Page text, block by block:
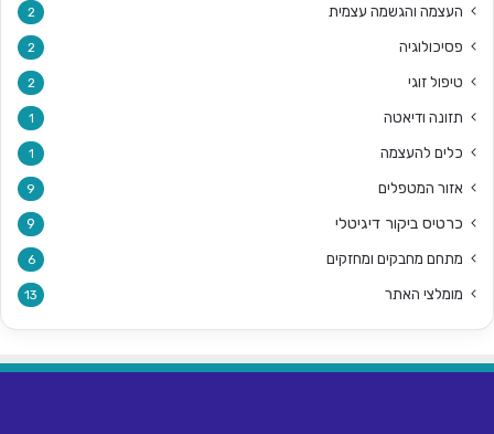
העצמה והגשמה עצמית 2
פסיכולוגיה 2
טיפול זוגי 2
תזונה ודיאטה 1
כלים להעצמה 1
אזור המטפלים 9
כרטיס ביקור דיגיטלי 9
מתחם מחבקים ומחזקים 6
מומלצי האתר 13